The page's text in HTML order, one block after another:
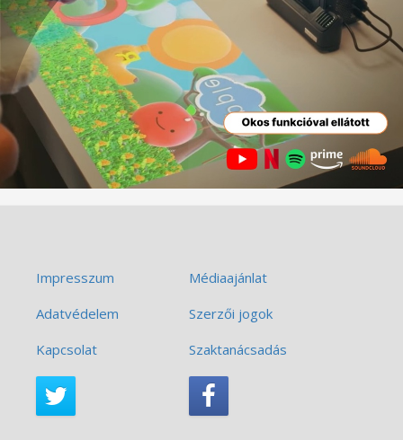
Impresszum
Médiaajánlat
Adatvédelem
Szerzői jogok
Kapcsolat
Szaktanácsadás